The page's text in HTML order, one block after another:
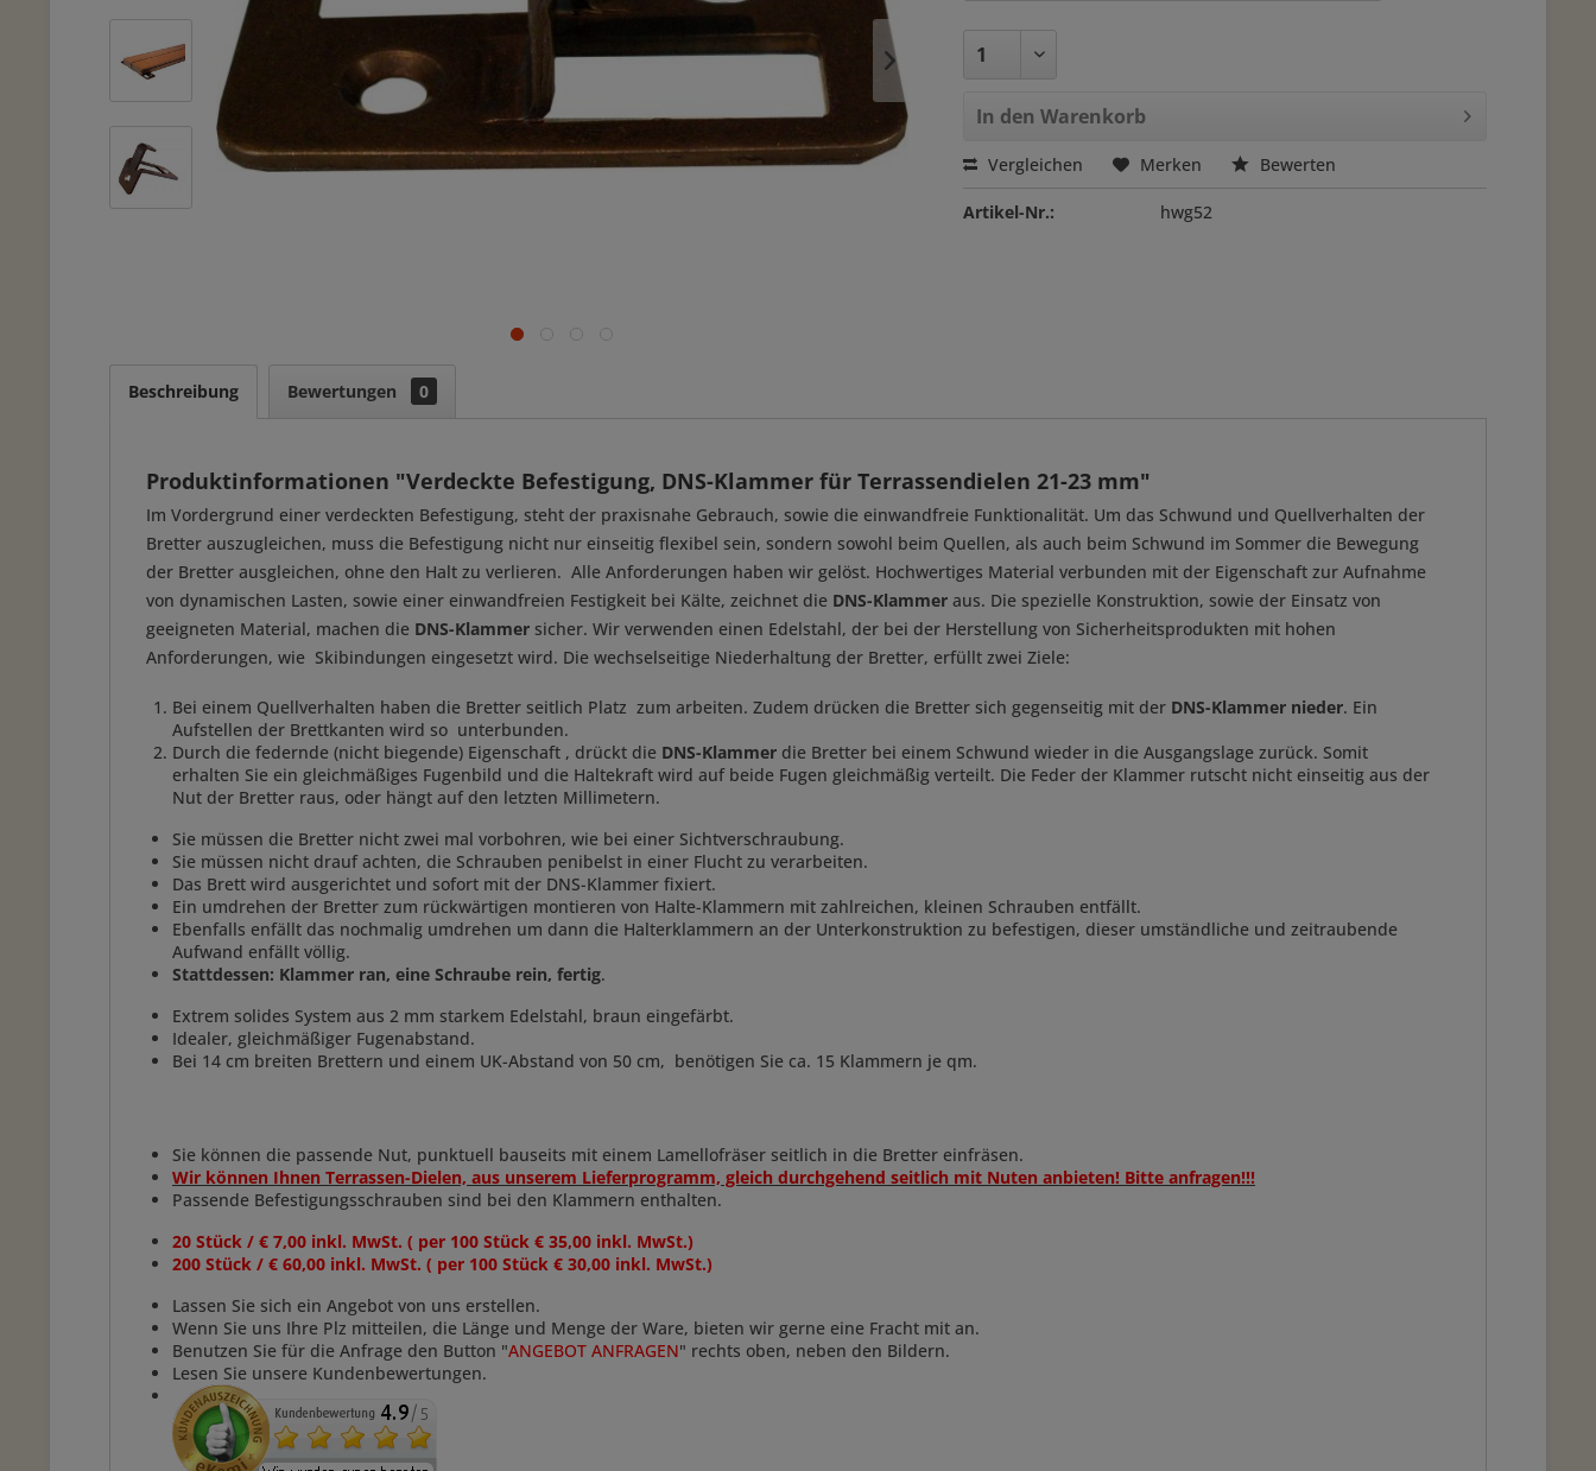
In den Warenkorb
Vergleichen Merken Bewerten
Artikel-Nr.: hwg52
Beschreibung Bewertungen 0
Produktinformationen "Verdeckte Befestigung, DNS-Klammer für Terrassendielen 21-23 mm"
Im Vordergrund einer verdeckten Befestigung, steht der praxisnahe Gebrauch, sowie die einwandfreie Funktionalität. Um das Schwund und Quellverhalten der
Bretter auszugleichen, muss die Befestigung nicht nur einseitig flexibel sein, sondern sowohl beim Quellen, als auch beim Schwund im Sommer die Bewegung
der Bretter ausgleichen, ohne den Halt zu verlieren. Alle Anforderungen haben wir gelöst. Hochwertiges Material verbunden mit der Eigenschaft zur Aufnahme
von dynamischen Lasten, sowie einer einwandfreien Festigkeit bei Kälte, zeichnet die DNS-Klammer aus. Die spezielle Konstruktion, sowie der Einsatz von
geeigneten Material, machen die DNS-Klammer sicher. Wir verwenden einen Edelstahl, der bei der Herstellung von Sicherheitsprodukten mit hohen
Anforderungen, wie Skibindungen eingesetzt wird. Die wechselseitige Niederhaltung der Bretter, erfüllt zwei Ziele:
Bei einem Quellverhalten haben die Bretter seitlich Platz zum arbeiten. Zudem drücken die Bretter sich gegenseitig mit der DNS-Klammer nieder. Ein
Aufstellen der Brettkanten wird so unterbunden.
Durch die federnde (nicht biegende) Eigenschaft , drückt die DNS-Klammer die Bretter bei einem Schwund wieder in die Ausgangslage zurück. Somit
erhalten Sie ein gleichmäßiges Fugenbild und die Haltekraft wird auf beide Fugen gleichmäßig verteilt. Die Feder der Klammer rutscht nicht einseitig aus der
Nut der Bretter raus, oder hängt auf den letzten Millimetern.
Sie müssen die Bretter nicht zwei mal vorbohren, wie bei einer Sichtverschraubung.
Sie müssen nicht drauf achten, die Schrauben penibelst in einer Flucht zu verarbeiten.
Das Brett wird ausgerichtet und sofort mit der DNS-Klammer fixiert.
Ein umdrehen der Bretter zum rückwärtigen montieren von Halte-Klammern mit zahlreichen, kleinen Schrauben entfällt.
Ebenfalls enfällt das nochmalig umdrehen um dann die Halterklammern an der Unterkonstruktion zu befestigen, dieser umständliche und zeitraubende
Aufwand enfällt völlig.
Stattdessen: Klammer ran, eine Schraube rein, fertig.
Extrem solides System aus 2 mm starkem Edelstahl, braun eingefärbt.
Idealer, gleichmäßiger Fugenabstand.
Bei 14 cm breiten Brettern und einem UK-Abstand von 50 cm, benötigen Sie ca. 15 Klammern je qm.
Sie können die passende Nut, punktuell bauseits mit einem Lamellofräser seitlich in die Bretter einfräsen.
Wir können Ihnen Terrassen-Dielen, aus unserem Lieferprogramm, gleich durchgehend seitlich mit Nuten anbieten! Bitte anfragen!!!
Passende Befestigungsschrauben sind bei den Klammern enthalten.
20 Stück / € 7,00 inkl. MwSt. ( per 100 Stück € 35,00 inkl. MwSt.)
200 Stück / € 60,00 inkl. MwSt. ( per 100 Stück € 30,00 inkl. MwSt.)
Lassen Sie sich ein Angebot von uns erstellen.
Wenn Sie uns Ihre Plz mitteilen, die Länge und Menge der Ware, bieten wir gerne eine Fracht mit an.
Benutzen Sie für die Anfrage den Button "ANGEBOT ANFRAGEN" rechts oben, neben den Bildern.
Lesen Sie unsere Kundenbewertungen.